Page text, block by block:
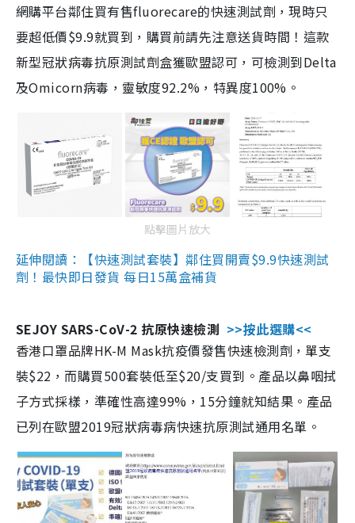
網購平台鄰住買有售fluorecare的快速測試劑，現時只
要超低價$9.9就買到，購買前請先注意送貨時間！這款
新型冠狀病毒抗原測試劑盒獲歐盟認可，可檢測到Delta
及Omicorn病毒，靈敏度92.2%，特異度100%。
點擊圖片放大
延伸閱讀：【快速測試套裝】鄰住買開賣$9.9快速測試
劑！最快即日發貨 每日15萬盒補貨
SEJOY SARS-CoV-2 抗原快速檢測 >>按此選購<<
香港口罩品牌HK-M Mask抗疫價發售快速檢測劑，單支
裝$22，而購買500套裝低至$20/支買到。產品以鼻咽拭
子方式採樣，準確性高達99%，15分鐘就知結果。產品
已列在歐盟2019冠狀病毒病快速抗原測試通用名單。